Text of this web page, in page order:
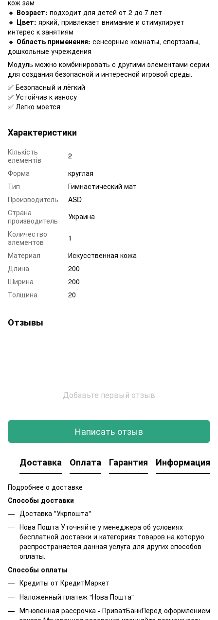
кож зам
🔸 Возраст: подходит для детей от 2 до 7 лет
🔸 Цвет: яркий, привлекает внимание и стимулирует
интерес к занятиям
🔸 Область применения: сенсорные комнаты, спортзалы,
дошкольные учреждения
Модуль можно комбинировать с другими элементами серии
для создания безопасной и интересной игровой среды.
✅ Безопасный и лёгкий
✅ Устойчив к износу
✅ Легко моется
Характеристики
Кількість
елементів
2
Форма
круглая
Тип
Гимнастический мат
Производитель
ASD
Страна
производитель
Украина
Количество
элементов
1
Материал
Искусственная кожа
Длина
200
Ширина
200
Толщина
20
Отзывы
Добавьте первый отзыв
Написать отзыв
Доставка Оплата Гарантия Информация
Подробнее о доставке
Способы доставки
Доставка "Укрпошта"
Нова Пошта Уточняйте у менеджера об условиях
бесплатной доставки и категориях товаров на которую
распространяется данная услуга для других способов
оплаты.
Способы оплаты
Кредиты от КредитМаркет
Наложенный платеж "Нова Пошта"
Мгновенная рассрочка - ПриватБанкПеред оформлением